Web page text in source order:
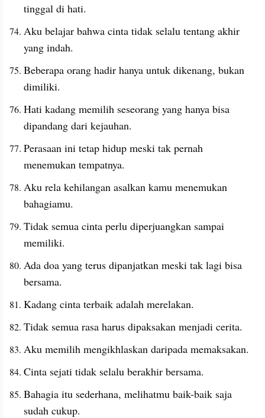
tinggal di hati.
Aku belajar bahwa cinta tidak selalu tentang akhir
yang indah.
Beberapa orang hadir hanya untuk dikenang, bukan
dimiliki.
Hati kadang memilih seseorang yang hanya bisa
dipandang dari kejauhan.
Perasaan ini tetap hidup meski tak pernah
menemukan tempatnya.
Aku rela kehilangan asalkan kamu menemukan
bahagiamu.
Tidak semua cinta perlu diperjuangkan sampai
memiliki.
Ada doa yang terus dipanjatkan meski tak lagi bisa
bersama.
Kadang cinta terbaik adalah merelakan.
Tidak semua rasa harus dipaksakan menjadi cerita.
Aku memilih mengikhlaskan daripada memaksakan.
Cinta sejati tidak selalu berakhir bersama.
Bahagia itu sederhana, melihatmu baik-baik saja
sudah cukup.